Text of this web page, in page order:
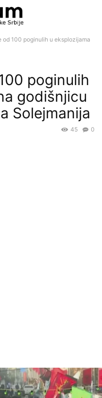
od 100 poginulih u eksplozijama
poginulih
godišnjicu
Solejmanija
0
45